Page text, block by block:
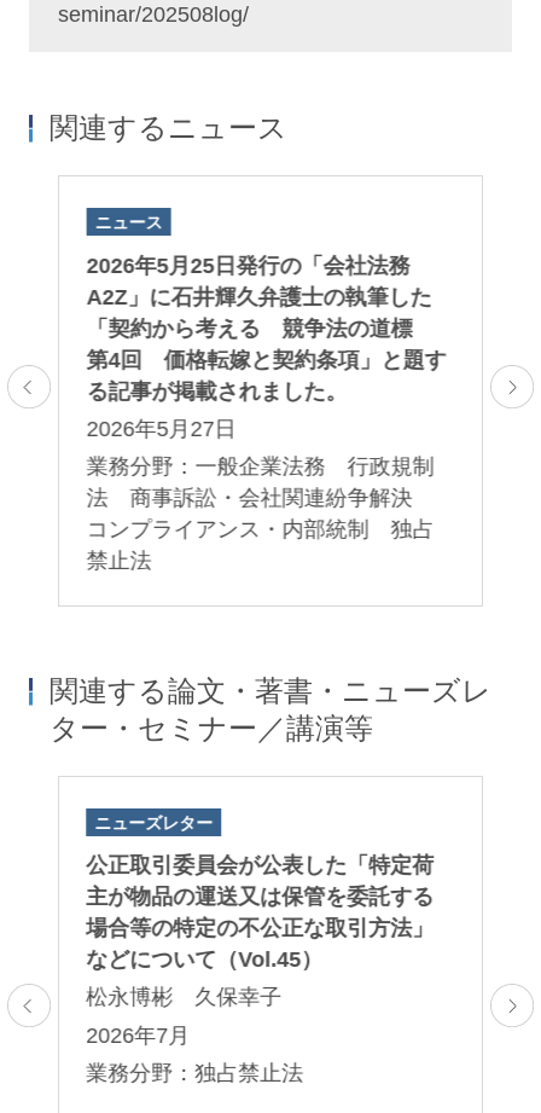
seminar/202508log/
関連するニュース
ニュース
2026年5月25日発行の「会社法務
A2Z」に石井輝久弁護士の執筆した
「契約から考える 競争法の道標
第4回 価格転嫁と契約条項」と題す
る記事が掲載されました。
2026年5月27日
業務分野：一般企業法務 行政規制
法 商事訴訟・会社関連紛争解決
コンプライアンス・内部統制 独占
禁止法
日
し
関連する論文・著書・ニューズレ
ター・セミナー／講演等
ニューズレター
公正取引委員会が公表した「⁠特定荷
主が物品の運送又は保管を委託する
場合等の特定の不公正な取引方法⁠」
などについて（Vol.45）
松永博彬 久保幸子
2026年7月
業務分野：独占禁止法